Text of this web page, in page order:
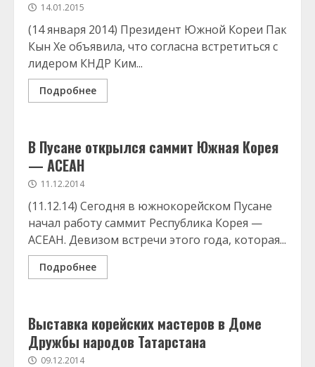
14.01.2015
(14 января 2014) Президент Южной Кореи Пак
Кын Хе объявила, что согласна встретиться с
лидером КНДР Ким...
Подробнее
В Пусане открылся саммит Южная Корея
— АСЕАН
11.12.2014
(11.12.14) Сегодня в южнокорейском Пусане
начал работу саммит Республика Корея —
АСЕАН. Девизом встречи этого года, которая...
Подробнее
Выставка корейских мастеров в Доме
Дружбы народов Татарстана
09.12.2014